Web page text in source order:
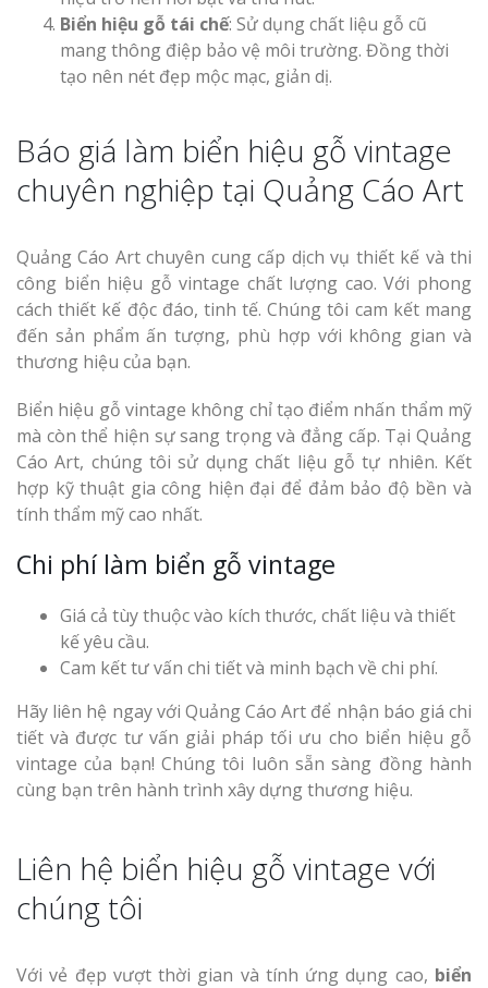
Biển hiệu gỗ tái chế: Sử dụng chất liệu gỗ cũ
mang thông điệp bảo vệ môi trường. Đồng thời
tạo nên nét đẹp mộc mạc, giản dị.
Báo giá làm biển hiệu gỗ vintage
chuyên nghiệp tại Quảng Cáo Art
Quảng Cáo Art chuyên cung cấp dịch vụ thiết kế và thi
công biển hiệu gỗ vintage chất lượng cao. Với phong
cách thiết kế độc đáo, tinh tế. Chúng tôi cam kết mang
đến sản phẩm ấn tượng, phù hợp với không gian và
thương hiệu của bạn.
Biển hiệu gỗ vintage không chỉ tạo điểm nhấn thẩm mỹ
mà còn thể hiện sự sang trọng và đẳng cấp. Tại Quảng
Cáo Art, chúng tôi sử dụng chất liệu gỗ tự nhiên. Kết
hợp kỹ thuật gia công hiện đại để đảm bảo độ bền và
tính thẩm mỹ cao nhất.
Chi phí làm biển gỗ vintage
Giá cả tùy thuộc vào kích thước, chất liệu và thiết
kế yêu cầu.
Cam kết tư vấn chi tiết và minh bạch về chi phí.
Hãy liên hệ ngay với Quảng Cáo Art để nhận báo giá chi
tiết và được tư vấn giải pháp tối ưu cho biển hiệu gỗ
vintage của bạn! Chúng tôi luôn sẵn sàng đồng hành
cùng bạn trên hành trình xây dựng thương hiệu.
Liên hệ biển hiệu gỗ vintage với
chúng tôi
Với vẻ đẹp vượt thời gian và tính ứng dụng cao, biển